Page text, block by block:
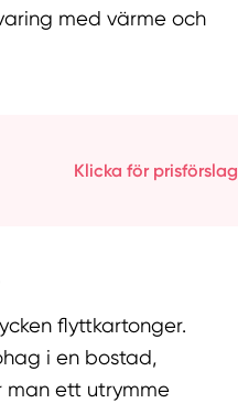
med värme och
Klicka för prisförslag
flyttkartonger.
i en bostad,
man ett utrymme